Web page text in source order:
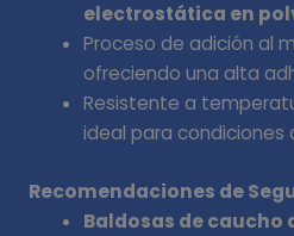
electrostática en
Proceso de adición al
ofreciendo una alta
Resistente a
ideal para condiciones
Recomendaciones de
Baldosas de caucho